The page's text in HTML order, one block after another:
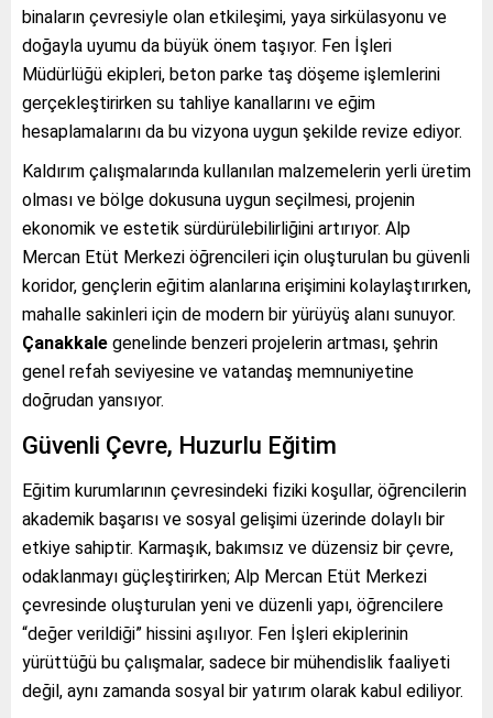
binaların çevresiyle olan etkileşimi, yaya sirkülasyonu ve
doğayla uyumu da büyük önem taşıyor. Fen İşleri
Müdürlüğü ekipleri, beton parke taş döşeme işlemlerini
gerçekleştirirken su tahliye kanallarını ve eğim
hesaplamalarını da bu vizyona uygun şekilde revize ediyor.
Kaldırım çalışmalarında kullanılan malzemelerin yerli üretim
olması ve bölge dokusuna uygun seçilmesi, projenin
ekonomik ve estetik sürdürülebilirliğini artırıyor. Alp
Mercan Etüt Merkezi öğrencileri için oluşturulan bu güvenli
koridor, gençlerin eğitim alanlarına erişimini kolaylaştırırken,
mahalle sakinleri için de modern bir yürüyüş alanı sunuyor.
Çanakkale genelinde benzeri projelerin artması, şehrin
genel refah seviyesine ve vatandaş memnuniyetine
doğrudan yansıyor.
Güvenli Çevre, Huzurlu Eğitim
Eğitim kurumlarının çevresindeki fiziki koşullar, öğrencilerin
akademik başarısı ve sosyal gelişimi üzerinde dolaylı bir
etkiye sahiptir. Karmaşık, bakımsız ve düzensiz bir çevre,
odaklanmayı güçleştirirken; Alp Mercan Etüt Merkezi
çevresinde oluşturulan yeni ve düzenli yapı, öğrencilere
“değer verildiği” hissini aşılıyor. Fen İşleri ekiplerinin
yürüttüğü bu çalışmalar, sadece bir mühendislik faaliyeti
değil, aynı zamanda sosyal bir yatırım olarak kabul ediliyor.